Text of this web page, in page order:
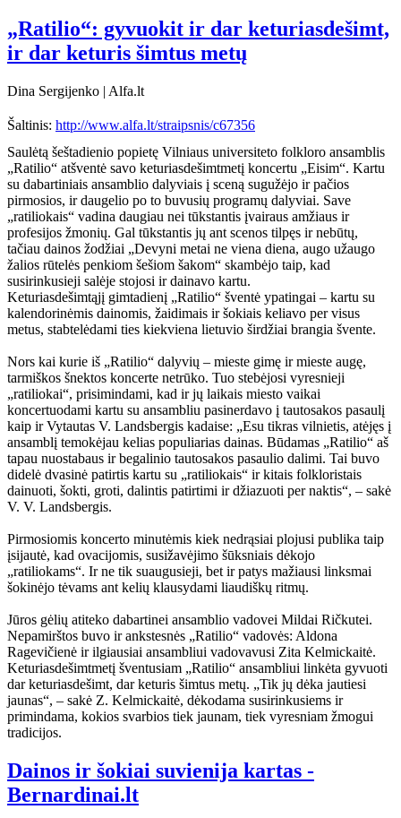
„Ratilio“: gyvuokit ir dar keturiasdešimt,
ir dar keturis šimtus metų
Dina Sergijenko | Alfa.lt
Šaltinis: http://www.alfa.lt/straipsnis/c67356
Saulėtą šeštadienio popietę Vilniaus universiteto folkloro ansamblis
„Ratilio“ atšventė savo keturiasdešimtmetį koncertu „Eisim“. Kartu
su dabartiniais ansamblio dalyviais į sceną sugužėjo ir pačios
pirmosios, ir daugelio po to buvusių programų dalyviai. Save
„ratiliokais“ vadina daugiau nei tūkstantis įvairaus amžiaus ir
profesijos žmonių. Gal tūkstantis jų ant scenos tilpęs ir nebūtų,
tačiau dainos žodžiai „Devyni metai ne viena diena, augo užaugo
žalios rūtelės penkiom šešiom šakom“ skambėjo taip, kad
susirinkusieji salėje stojosi ir dainavo kartu.
Keturiasdešimtąjį gimtadienį „Ratilio“ šventė ypatingai – kartu su
kalendorinėmis dainomis, žaidimais ir šokiais keliavo per visus
metus, stabtelėdami ties kiekviena lietuvio širdžiai brangia švente.
Nors kai kurie iš „Ratilio“ dalyvių – mieste gimę ir mieste augę,
tarmiškos šnektos koncerte netrūko. Tuo stebėjosi vyresnieji
„ratiliokai“, prisimindami, kad ir jų laikais miesto vaikai
koncertuodami kartu su ansambliu pasinerdavo į tautosakos pasaulį
kaip ir Vytautas V. Landsbergis kadaise: „Esu tikras vilnietis, atėjęs į
ansamblį temokėjau kelias populiarias dainas. Būdamas „Ratilio“ aš
tapau nuostabaus ir begalinio tautosakos pasaulio dalimi. Tai buvo
didelė dvasinė patirtis kartu su „ratiliokais“ ir kitais folkloristais
dainuoti, šokti, groti, dalintis patirtimi ir džiazuoti per naktis“, – sakė
V. V. Landsbergis.
Pirmosiomis koncerto minutėmis kiek nedrąsiai plojusi publika taip
įsijautė, kad ovacijomis, susižavėjimo šūksniais dėkojo
„ratiliokams“. Ir ne tik suaugusieji, bet ir patys mažiausi linksmai
šokinėjo tėvams ant kelių klausydami liaudiškų ritmų.
Jūros gėlių atiteko dabartinei ansamblio vadovei Mildai Ričkutei.
Nepamirštos buvo ir ankstesnės „Ratilio“ vadovės: Aldona
Ragevičienė ir ilgiausiai ansambliui vadovavusi Zita Kelmickaitė.
Keturiasdešimtmetį šventusiam „Ratilio“ ansambliui linkėta gyvuoti
dar keturiasdešimt, dar keturis šimtus metų. „Tik jų dėka jautiesi
jaunas“, – sakė Z. Kelmickaitė, dėkodama susirinkusiems ir
primindama, kokios svarbios tiek jaunam, tiek vyresniam žmogui
tradicijos.
Dainos ir šokiai suvienija kartas -
Bernardinai.lt